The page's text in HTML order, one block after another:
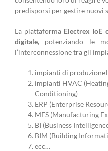
predisporsi per gestire nuovi
La piattaforma Electrex IoE
digitale, potenziando le
l’interconnessione tra gli
impianti di
impianti HVAC
Conditioning)
ERP (Enterprise
MES (Manufacturing
BI (Business
BIM (Building
ecc…